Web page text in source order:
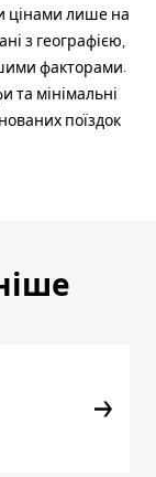
цінами лише на
з географією,
факторами.
та мінімальні
поїздок